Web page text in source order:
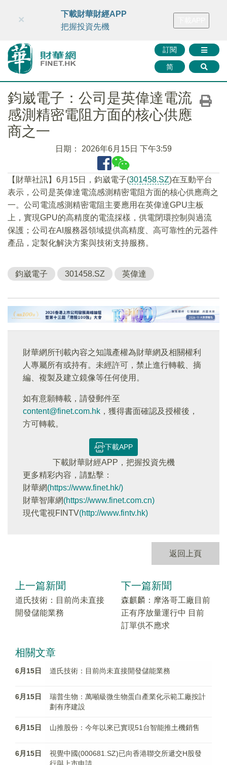
財華智庫網 FINTV FINMETA 財華證券 媒體矩陣
訂閱
简
×
下載財華財經APP
把握投資先機
鈞崴電子：公司是英偉達電流
感測精密電阻方面的核心供應
商之一
日期： 2026年6月15日 下午3:59
【財華社訊】6月15日，鈞崴電子(301458.SZ)在互動平台
表示，公司是英偉達電流感測精密電阻方面的核心供應商之
一。公司電流感測精密電阻主要應用在英偉達GPU主板
上，實現GPU的高精度的電流採樣，供電閉環控制與過流
保護；公司在AI服務器領域提供高精度、高可靠性的元器件
產品，定製化解決方案與技術支持服務。
鈞崴電子 301458.SZ 英偉達
財華網所刊載內容之知識產權為財華網及相關權利
人專屬所有或持有。未經許可，禁止進行轉載、摘
編、複製及建立鏡像等任何使用。
如有意願轉載，請發郵件至
content@finet.com.hk ，獲得書面確認及授權後，
方可轉載。
下載APP
下載財華財經APP，把握投資先機
更多精彩内容，請點擊：
財華網(https://www.finet.hk/)
財華智庫網(https://www.finet.com.cn)
現代電視FINTV(http://www.fintv.hk)
返回上頁
上一篇新聞
道氏技術：目前尚未直接
開發儲能業務
下一篇新聞
森麒麟：摩洛哥工廠目前
正有序放量運行中 目前
訂單供不應求
相關文章
6月15日 道氏技術：目前尚未直接開發儲能業務
6月15日
瑞普生物：萬噸級微生物蛋白產業化示範工廠按計
劃有序建設
6月15日 山推股份：今年以來已實現51台智能推土機銷售
6月15日
視覺中國(000681.SZ)已向香港聯交所遞交H股發